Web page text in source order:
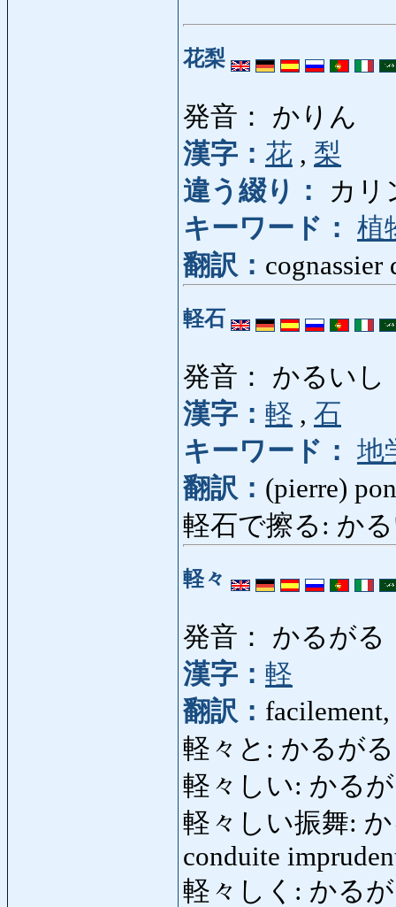
花梨
発音： かりん
漢字： 花 , 梨
違う綴り：
カリ
キーワード： 植
翻訳： cognassier
軽石
発音： かるいし
漢字： 軽 , 石
キーワード： 地
翻訳： (pierre)
軽石で擦る: か
軽々
発音： かるがる
漢字： 軽
翻訳：
軽々と: かるが
軽々しい: かる
軽々しい振舞:
conduite
軽々しく: かるが